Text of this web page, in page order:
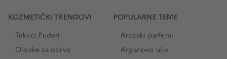
KOZMETIČKI TRENDOVI
Tekuci Puderi
Olovke za obrve
POPULARNE TEME
Arapski parfemi
Arganovo ulje